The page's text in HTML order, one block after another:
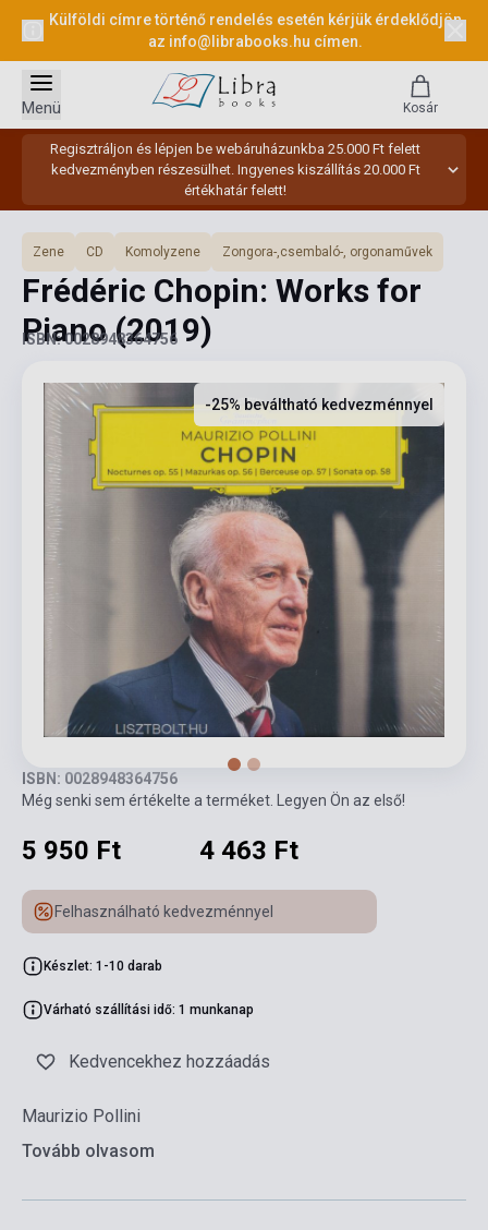
Külföldi címre történő rendelés esetén kérjük érdeklődjön
az info@librabooks.hu címen.
Regisztráljon és lépjen be webáruházunkba 25.000 Ft felett
kedvezményben részesülhet. Ingyenes kiszállítás 20.000 Ft
értékhatár felett!
Menü Kosár
Zene CD Komolyzene Zongora-,csembaló-, orgonaművek
Frédéric Chopin: Works for
Piano(2019)
ISBN: 0028948364756
-25% beváltható kedvezménnyel
ISBN: 0028948364756
Még senki sem értékelte a terméket. Legyen Ön az első!
5 950 Ft 4 463 Ft
Felhasználható kedvezménnyel
Készlet: 1-10 darab
Várható szállítási idő: 1 munkanap
Kedvencekhez hozzáadás
Maurizio Pollini
Tovább olvasom